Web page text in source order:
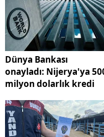
Dünya Bankası
onayladı: Nijerya'ya
milyon dolarlık kredi